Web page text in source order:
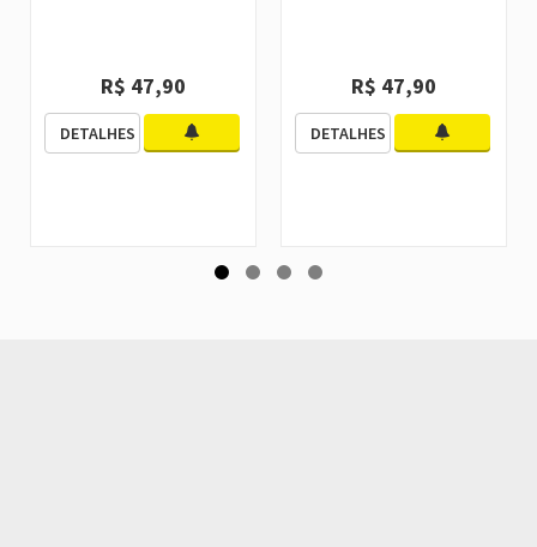
R$ 47,90
DETALHES
R$ 47,90
DETALHES